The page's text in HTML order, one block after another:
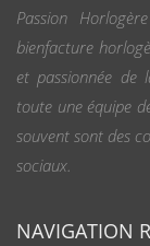
Passion
bienfacture
et passionnée de
toute une équipe
souvent sont des
sociaux.
NAVIGATION